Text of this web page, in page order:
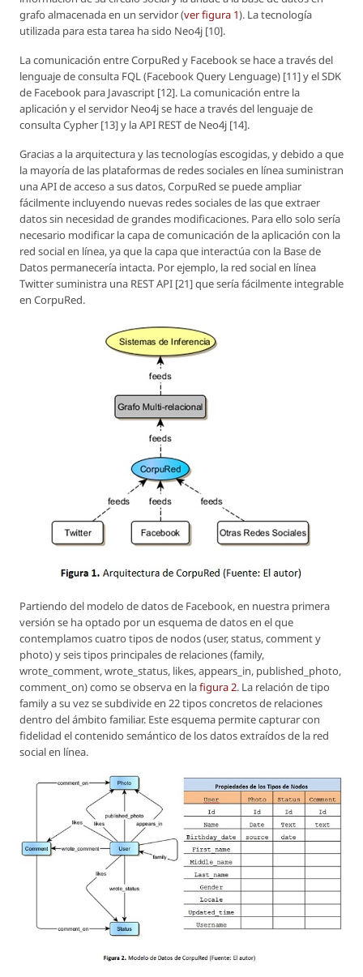
grafo almacenada en un servidor (ver figura 1). La tecnología
utilizada para esta tarea ha sido Neo4j [10].
La comunicación entre CorpuRed y Facebook se hace a través del
lenguaje de consulta FQL (Facebook Query Lenguage) [11] y el SDK
de Facebook para Javascript [12]. La comunicación entre la
aplicación y el servidor Neo4j se hace a través del lenguaje de
consulta Cypher [13] y la API REST de Neo4j [14].
Gracias a la arquitectura y las tecnologías escogidas, y debido a que
la mayoría de las plataformas de redes sociales en línea suministran
una API de acceso a sus datos, CorpuRed se puede ampliar
fácilmente incluyendo nuevas redes sociales de las que extraer
datos sin necesidad de grandes modificaciones. Para ello solo sería
necesario modificar la capa de comunicación de la aplicación con la
red social en línea, ya que la capa que interactúa con la Base de
Datos permanecería intacta. Por ejemplo, la red social en línea
Twitter suministra una REST API [21] que sería fácilmente integrable
en CorpuRed.
Partiendo del modelo de datos de Facebook, en nuestra primera
versión se ha optado por un esquema de datos en el que
contemplamos cuatro tipos de nodos (user, status, comment y
photo) y seis tipos principales de relaciones (family,
wrote_comment, wrote_status, likes, appears_in, published_photo,
comment_on) como se observa en lafigura 2. La relación de tipo
family a su vez se subdivide en 22 tipos concretos de relaciones
dentro del ámbito familiar. Este esquema permite capturar con
fidelidad el contenido semántico de los datos extraídos de la red
social en línea.